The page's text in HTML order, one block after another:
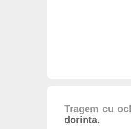
Tragem cu
dorinta.